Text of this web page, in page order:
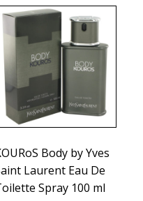
Body by Yves
Laurent Eau De
Spray 100 ml